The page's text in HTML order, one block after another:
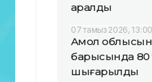
қаралды
07 тамыз 2026, 13:00
Ақмол
барысында 80
шығарылды